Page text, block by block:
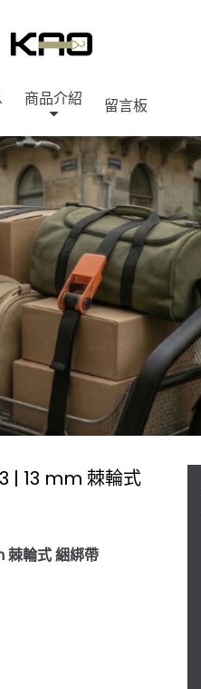
商品介紹 留言板
| 13 mm 棘輪式
棘輪式 綑綁帶